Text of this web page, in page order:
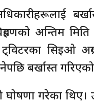
अन्तिम
सिइओ
बर्खास्त गरिएको
घोषणा गरेका थिए।